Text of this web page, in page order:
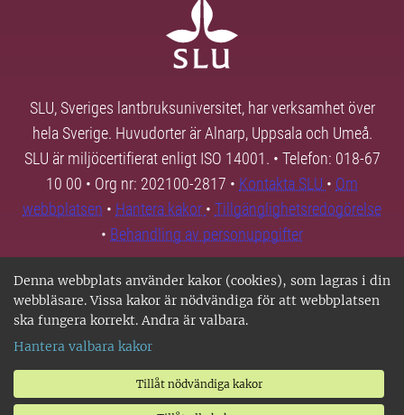
Denna webbplats använder kakor (cookies), som lagras i din
webbläsare. Vissa kakor är nödvändiga för att webbplatsen
ska fungera korrekt. Andra är valbara.
Hantera valbara kakor
Tillåt nödvändiga kakor
SLU, Sveriges lantbruksuniversitet, har verksamhet över
hela Sverige. Huvudorter är Alnarp, Uppsala och Umeå.
SLU är miljöcertifierat enligt ISO 14001. • Telefon: 018-67
10 00 • Org nr: 202100-2817 • Kontakta SLU • Om
webbplatsen • Hantera kakor • Tillgänglighetsredogörelse
• Behandling av personuppgifter